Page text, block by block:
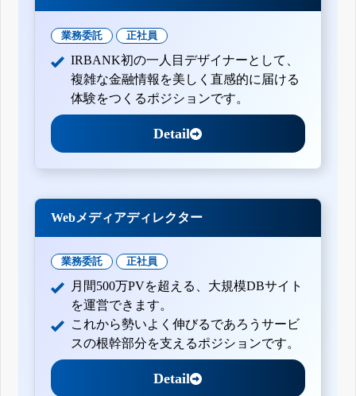
業務委託 正社員
IRBANK初の一人目デザイナーとして、
複雑な金融情報を美しく直感的に届ける
体験をつくるポジションです。
Detail
Webメディアディレクター
業務委託 正社員
月間500万PVを超える、大規模DBサイト
を運営できます。
これから勢いよく伸びるであろうサービ
スの根幹部分を支えるポジションです。
Detail